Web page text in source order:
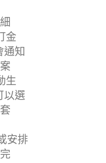
會製作詳細
可提交訂金
知
晰展示圖案
立即啟動生
以選
現保安外套
時交付。
安排
客戶提供完